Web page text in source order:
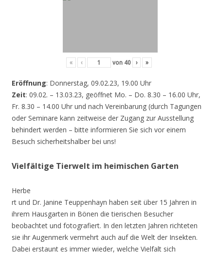
« ‹ von 40 › »
Eröffnung: Donnerstag, 09.02.23, 19.00 Uhr
Zeit: 09.02. – 13.03.23, geöffnet Mo. – Do. 8.30 – 16.00 Uhr,
Fr. 8.30 – 14.00 Uhr und nach Vereinbarung (durch Tagungen
oder Seminare kann zeitweise der Zugang zur Ausstellung
behindert werden – bitte informieren Sie sich vor einem
Besuch sicherheitshalber bei uns!
Vielfältige Tierwelt im heimischen Garten
Herbe
rt und Dr. Janine Teuppenhayn haben seit über 15 Jahren in
ihrem Hausgarten in Bönen die tierischen Besucher
beobachtet und fotografiert. In den letzten Jahren richteten
sie ihr Augenmerk vermehrt auch auf die Welt der Insekten.
Dabei erstaunt es immer wieder, welche Vielfalt sich